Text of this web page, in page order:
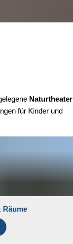
Naturtheater
für Kinder und
Räume